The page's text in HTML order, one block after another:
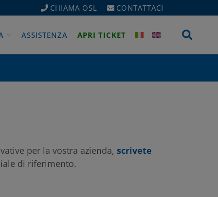
CHIAMA OSL CONTATTACI
ASSISTENZA APRI TICKET
per la vostra azienda, scrivete
di riferimento.